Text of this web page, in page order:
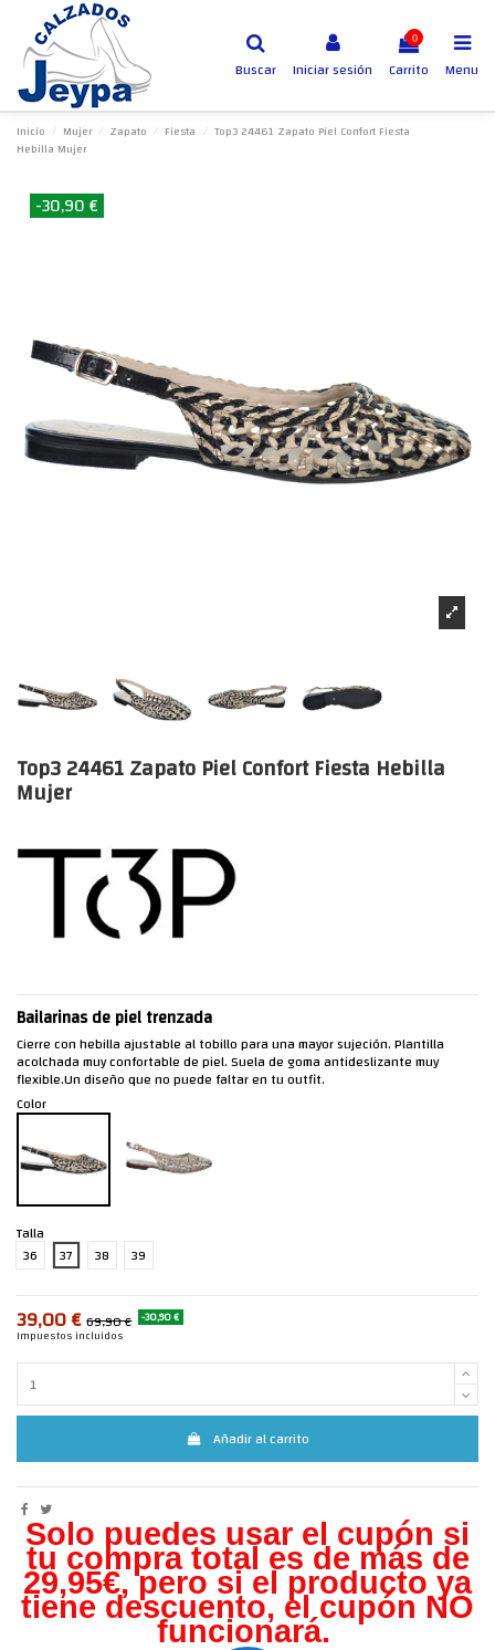
Buscar Iniciar sesión
0
Carrito Menu
Inicio Mujer Zapato Fiesta
Top3 24461 Zapato Piel Confort Fiesta
Hebilla Mujer
-30,90 €
Top3 24461 Zapato Piel Confort Fiesta Hebilla
Mujer
Bailarinas de piel trenzada
Cierre con hebilla ajustable al tobillo para una mayor sujeción. Plantilla
acolchada muy confortable de piel. Suela de goma antideslizante muy
flexible.Un diseño que no puede faltar en tu outfit.
Color
Talla
36
37 38 39
39,00 € 69,90 € -30,90 €
Impuestos incluidos
Añadir al carrito
Solo puedes usar el cupón si
tu compra total es de más de
29,95€, pero si el producto ya
tiene descuento, el cupón NO
funcionará.